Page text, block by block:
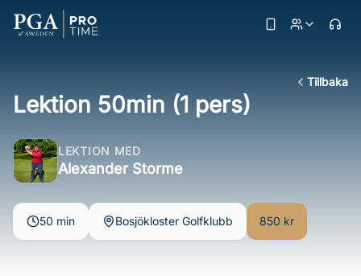
Tillbaka
Lektion 50min (1 pers)
LEKTION MED
Alexander Storme
50 min Bosjökloster Golfklubb 850 kr